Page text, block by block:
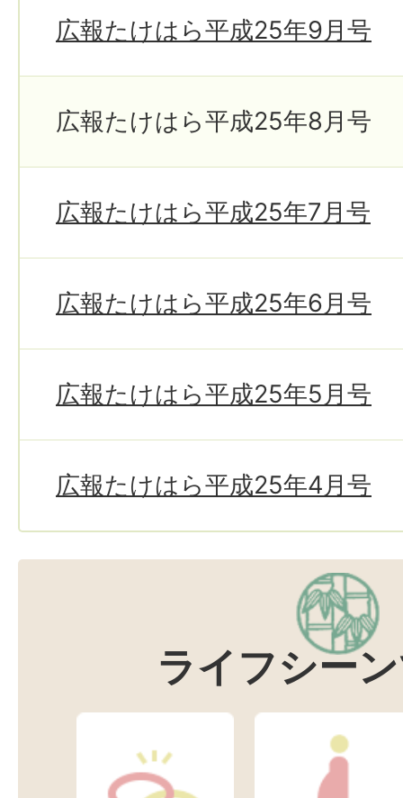
広報たけはら平成25年9月号
広報たけはら平成25年8月号
広報たけはら平成25年7月号
広報たけはら平成25年6月号
広報たけはら平成25年5月号
広報たけはら平成25年4月号
ライフシー